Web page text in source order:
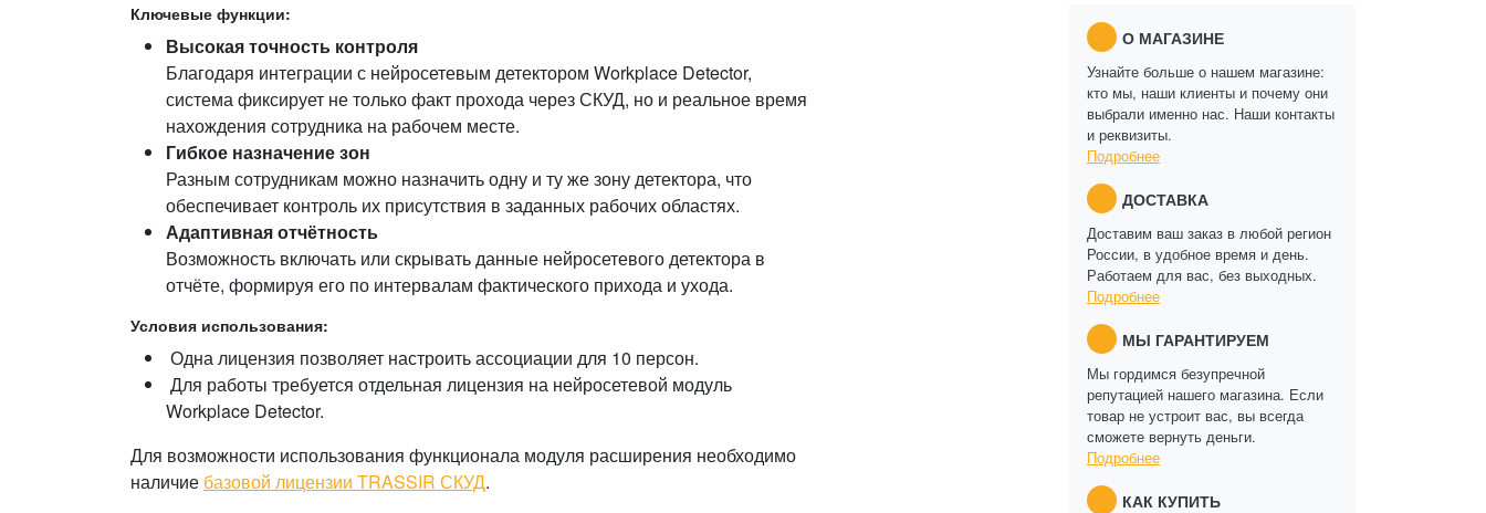
Ключевые функции:
Высокая точность контроля
Благодаря интеграции с нейросетевым детектором Workplace Detector,
система фиксирует не только факт прохода через СКУД, но и реальное время
нахождения сотрудника на рабочем месте.
Гибкое назначение зон
Разным сотрудникам можно назначить одну и ту же зону детектора, что
обеспечивает контроль их присутствия в заданных рабочих областях.
Адаптивная отчётность
Возможность включать или скрывать данные нейросетевого детектора в
отчёте, формируя его по интервалам фактического прихода и ухода.
Условия использования:
Одна лицензия позволяет настроить ассоциации для 10 персон.
Для работы требуется отдельная лицензия на нейросетевой модуль
Workplace Detector.
Для возможности использования функционала модуля расширения необходимо
наличие базовой лицензии TRASSIR СКУД.
О МАГАЗИНЕ
Узнайте больше о нашем магазине:
кто мы, наши клиенты и почему они
выбрали именно нас. Наши контакты
и реквизиты.
Подробнее
ДОСТАВКА
Доставим ваш заказ в любой регион
России, в удобное время и день.
Работаем для вас, без выходных.
Подробнее
МЫ ГАРАНТИРУЕМ
Мы гордимся безупречной
репутацией нашего магазина. Если
товар не устроит вас, вы всегда
сможете вернуть деньги.
Подробнее
КАК КУПИТЬ